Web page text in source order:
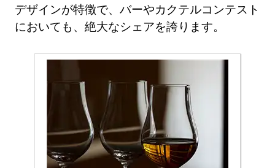
デザインが特徴で、バーやカクテルコンテスト
においても、絶大なシェアを誇ります。